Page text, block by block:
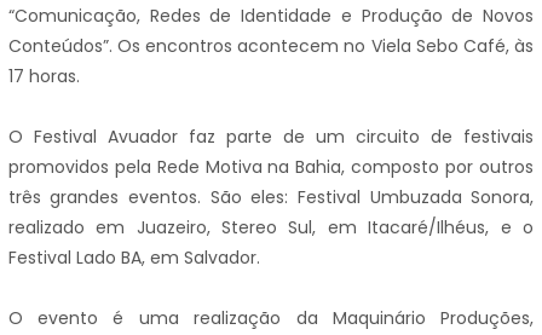
“Comunicação, Redes de Identidade e Produção de Novos
Conteúdos”. Os encontros acontecem no Viela Sebo Café, às
17 horas.
O Festival Avuador faz parte de um circuito de festivais
promovidos pela Rede Motiva na Bahia, composto por outros
três grandes eventos. São eles: Festival Umbuzada Sonora,
realizado em Juazeiro, Stereo Sul, em Itacaré/Ilhéus, e o
Festival Lado BA, em Salvador.
O evento é uma realização da Maquinário Produções,